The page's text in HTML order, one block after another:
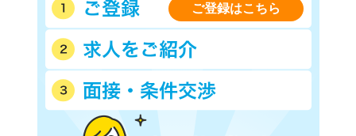
ご登録はこちら